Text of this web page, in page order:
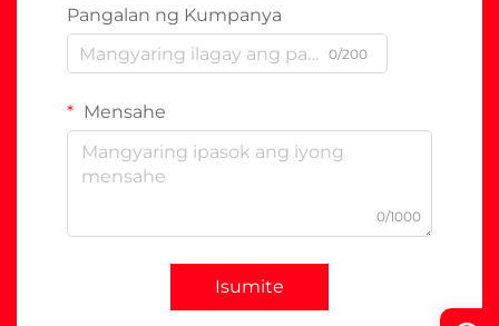
Pangalan ng Kumpanya
0/200
Mensahe
0/1000
Isumite